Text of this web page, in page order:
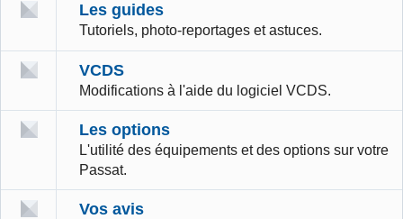
Les guides
Tutoriels, photo-reportages et astuces.
VCDS
Modifications à l'aide du logiciel VCDS.
Les options
L'utilité des équipements et des options sur votre
Passat.
Vos avis